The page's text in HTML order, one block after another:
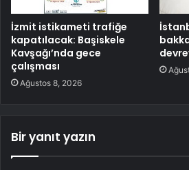
İzmit istikameti trafiğe
kapatılacak: Başiskele
Kavşağı’nda gece
çalışması
Ağustos 8, 2026
Bir yanıt yazın